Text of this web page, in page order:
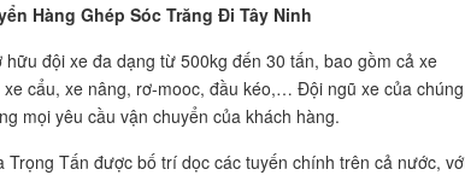
Hàng Ghép Sóc Trăng Đi Tây Ninh
hữu đội xe đa dạng từ 500kg đến 30 tấn, bao gồm cả xe
xe cẩu, xe nâng, rơ-mooc, đầu kéo,… Đội ngũ xe của
mọi yêu cầu vận chuyển của khách hàng.
Trọng Tấn được bố trí dọc các tuyến chính trên cả nước,